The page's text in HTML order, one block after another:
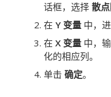
话框，选择 散
在 Y 变量 中，
在 X 变量 中，
化的相应列。
单击 确定。